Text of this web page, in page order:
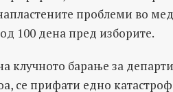
проблеми во
100 дена пред изборите.
клучното барање за
се прифати едно